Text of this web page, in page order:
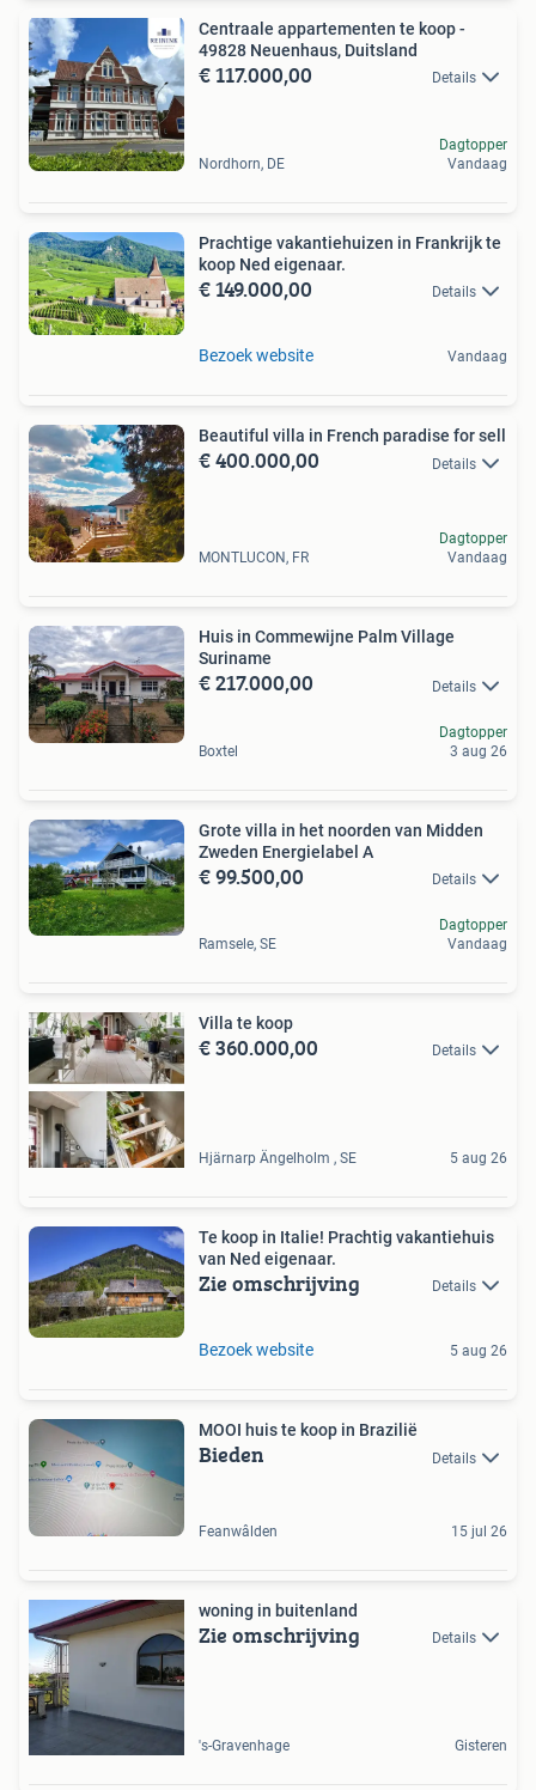
Centraale appartementen te koop -
49828 Neuenhaus, Duitsland
€ 117.000,00 Details
Nordhorn, DE
Dagtopper
Vandaag
Prachtige vakantiehuizen in Frankrijk te
koop Ned eigenaar.
€ 149.000,00 Details
Bezoek website Vandaag
Beautiful villa in French paradise for sell
€ 400.000,00 Details
MONTLUCON, FR
Dagtopper
Vandaag
Huis in Commewijne Palm Village
Suriname
€ 217.000,00 Details
Boxtel
Dagtopper
3 aug 26
Grote villa in het noorden van Midden
Zweden Energielabel A
€ 99.500,00 Details
Ramsele, SE
Dagtopper
Vandaag
Villa te koop
€ 360.000,00 Details
Hjärnarp Ängelholm , SE 5 aug 26
Te koop in Italie! Prachtig vakantiehuis
van Ned eigenaar.
Zie omschrijving Details
Bezoek website 5 aug 26
MOOI huis te koop in Brazilië
Bieden Details
Feanwâlden 15 jul 26
woning in buitenland
Zie omschrijving Details
's-Gravenhage Gisteren